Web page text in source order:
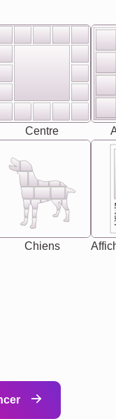
Centre
Chiens